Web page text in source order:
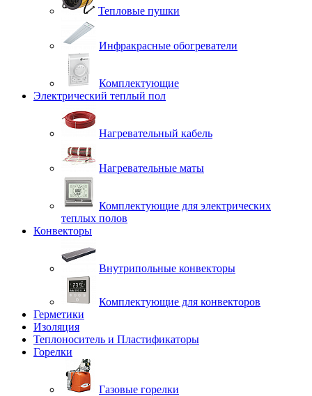
Тепловые пушки
Инфракрасные обогреватели
Комплектующие
Электрический теплый пол
Нагревательный кабель
Нагревательные маты
Комплектующие для электрических
теплых полов
Конвекторы
Внутрипольные конвекторы
Комплектующие для конвекторов
Герметики
Изоляция
Теплоноситель и Пластификаторы
Горелки
Газовые горелки